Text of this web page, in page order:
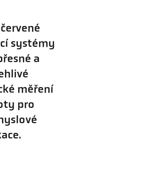
systémy
a
měření
pro